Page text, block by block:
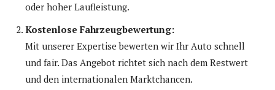
oder hoher Laufleistung.
Kostenlose Fahrzeugbewertung:
Mit unserer Expertise bewerten wir Ihr Auto schnell
und fair. Das Angebot richtet sich nach dem Restwert
und den internationalen Marktchancen.